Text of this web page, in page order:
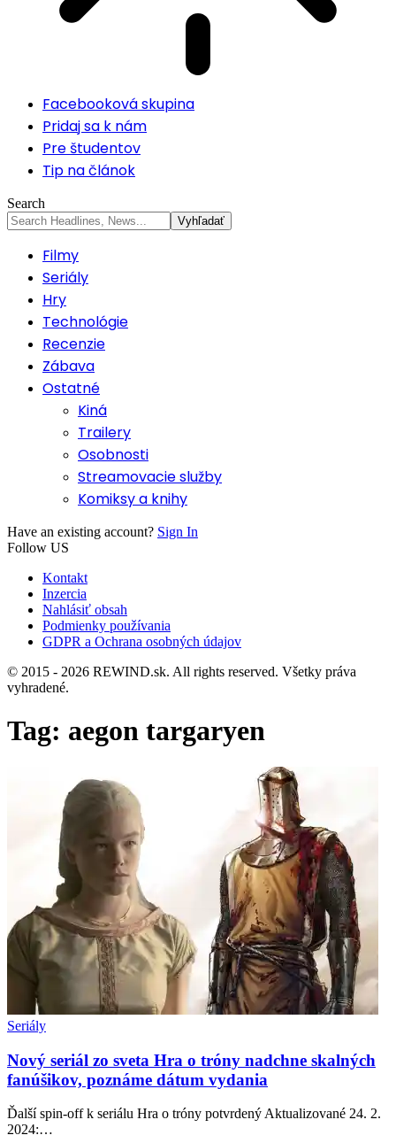
Facebooková skupina
Pridaj sa k nám
Pre študentov
Tip na článok
Search
Filmy
Seriály
Hry
Technológie
Recenzie
Zábava
Ostatné
Kiná
Trailery
Osobnosti
Streamovacie služby
Komiksy a knihy
Have an existing account? Sign In
Follow US
Kontakt
Inzercia
Nahlásiť obsah
Podmienky používania
GDPR a Ochrana osobných údajov
© 2015 - 2026 REWIND.sk. All rights reserved. Všetky práva
vyhradené.
Tag: aegon targaryen
Seriály
Nový seriál zo sveta Hra o tróny nadchne skalných
fanúšikov, poznáme dátum vydania
Ďalší spin-off k seriálu Hra o tróny potvrdený Aktualizované 24. 2.
2024:…